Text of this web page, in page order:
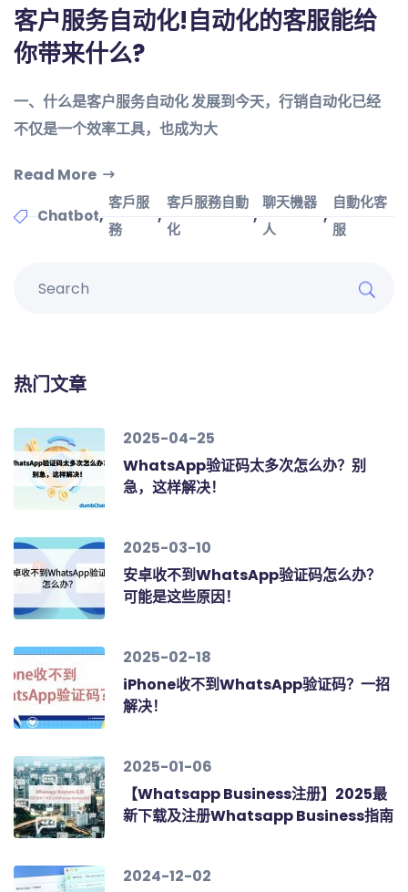
客户服务自动化!自动化的客服能给
你带来什么?
一、什么是客户服务自动化 发展到今天，行销自动化已经
不仅是一个效率工具，也成为大
Read More
Chatbot,
客戶服
務
,
客戶服務自動
化
,
聊天機器
人
,
自動化客
服
热门文章
2025-04-25
WhatsApp验证码太多次怎么办？别
急，这样解决！
2025-03-10
安卓收不到WhatsApp验证码怎么办？
可能是这些原因！
2025-02-18
iPhone收不到WhatsApp验证码？一招
解决！
2025-01-06
【Whatsapp Business注册】2025最
新下载及注册Whatsapp Business指南
2024-12-02